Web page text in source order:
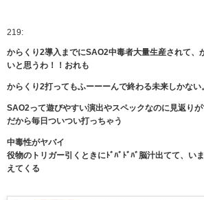
219:
からくり2導入までにSAO2中毒者大量生産されて、
いと思うわ！！おれも
からくり2打ってもふーーーんで終わる未来しかない
SAO2って遊びやすい演出やスペックなのに見返り
だから毎日ついつい打っちゃう
中毒性がヤバイ
役物のトリガー引くときにﾄﾞﾊﾞﾄﾞﾊﾞ脳汁出てて、い
えてくる